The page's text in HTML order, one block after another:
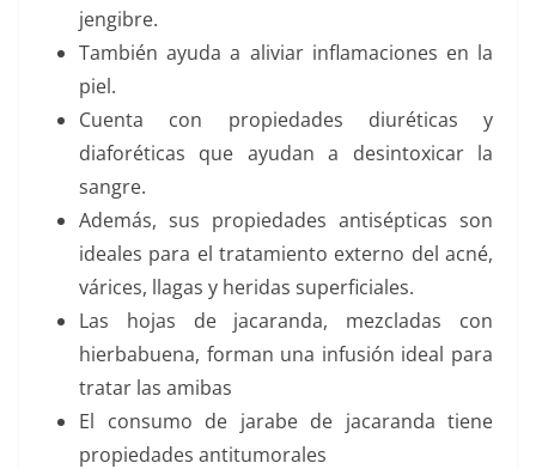
jengibre.
También ayuda a aliviar inflamaciones en la
piel.
Cuenta con propiedades diuréticas y
diaforéticas que ayudan a desintoxicar la
sangre.
Además, sus propiedades antisépticas son
ideales para el tratamiento externo del acné,
várices, llagas y heridas superficiales.
Las hojas de jacaranda, mezcladas con
hierbabuena, forman una infusión ideal para
tratar las amibas
El consumo de jarabe de jacaranda tiene
propiedades antitumorales